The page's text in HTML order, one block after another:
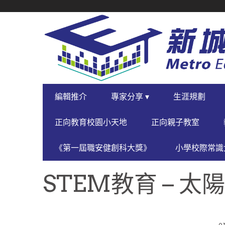
NAVIGATION
PRIMARY
NAVIGATION
編輯推介 專家分享 ▾ 生涯規劃
正向教育校園小天地 正向親子教室
《第一屆職安健創科大獎》 小學校際常
STEM教育 – 太